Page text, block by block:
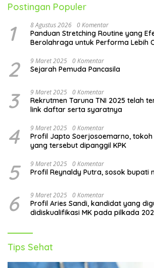
Postingan Populer
1 8 Agustus 2026 0 Komentar
Panduan Stretching Routine yang
Berolahraga untuk Performa Lebih
2 9 Maret 2025 0 Komentar
Sejarah Pemuda Pancasila
3 9 Maret 2025 0 Komentar
Rekrutmen Taruna TNI 2025 telah
link daftar serta syaratnya
4 9 Maret 2025 0 Komentar
Profil Japto Soerjosoemarno, tokoh
yang tersebut dipanggil KPK
5 9 Maret 2025 0 Komentar
Profil Reynaldy Putra, sosok bupati
6 9 Maret 2025 0 Komentar
Profil Aries Sandi, kandidat yang
didiskualifikasi MK pada pilkada
Tips Sehat